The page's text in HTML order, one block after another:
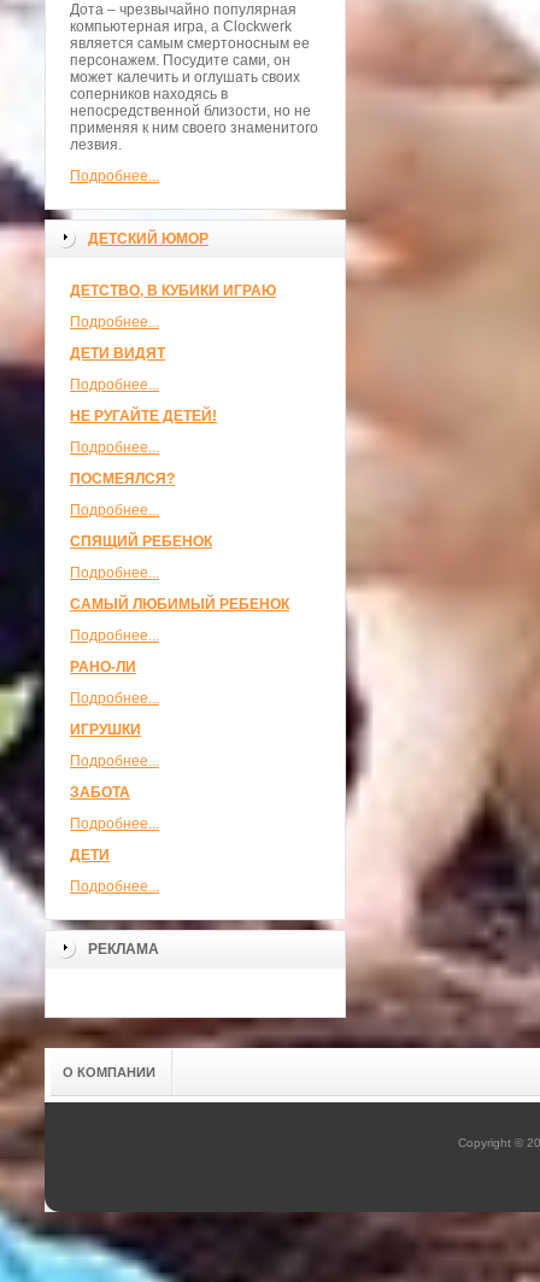
Дота – чрезвычайно популярная
компьютерная игра, а Clockwerk
является самым смертоносным ее
персонажем. Посудите сами, он
может калечить и оглушать своих
соперников находясь в
непосредственной близости, но не
применяя к ним своего знаменитого
лезвия.
Подробнее...
ДЕТСКИЙ ЮМОР
ДЕТСТВО, В КУБИКИ ИГРАЮ
Подробнее...
ДЕТИ ВИДЯТ
Подробнее...
НЕ РУГАЙТЕ ДЕТЕЙ!
Подробнее...
ПОСМЕЯЛСЯ?
Подробнее...
СПЯЩИЙ РЕБЕНОК
Подробнее...
САМЫЙ ЛЮБИМЫЙ РЕБЕНОК
Подробнее...
РАНО-ЛИ
Подробнее...
ИГРУШКИ
Подробнее...
ЗАБОТА
Подробнее...
ДЕТИ
Подробнее...
РЕКЛАМА
О КОМПАНИИ
Copyright ©